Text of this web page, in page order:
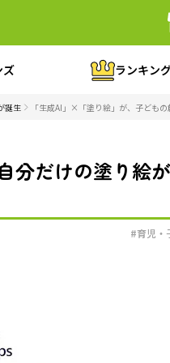
ズ ランキン
誕生 「生成AI」×「塗り絵」が、子ども
分だけの塗り絵
#育児・